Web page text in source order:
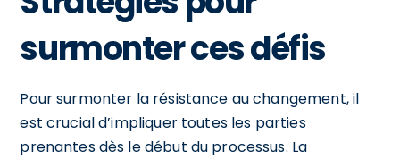
surmonter ces défis
Pour surmonter la résistance au changement, il
est crucial d’impliquer toutes les parties
prenantes dès le début du processus. La